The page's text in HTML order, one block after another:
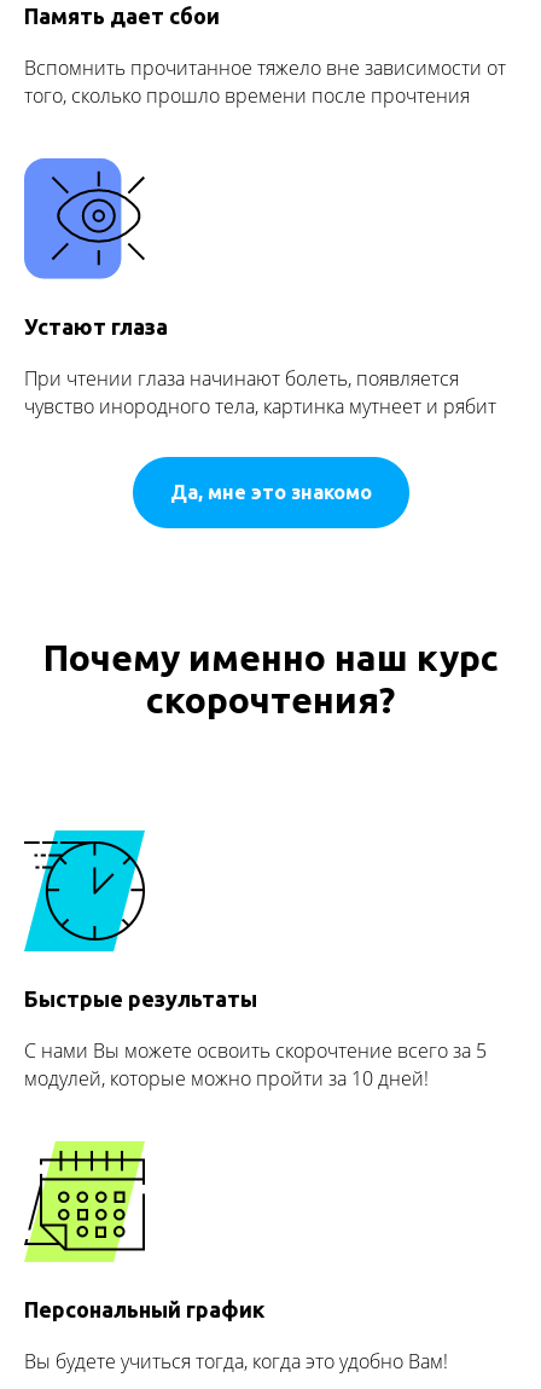
Память дает сбои
Вспомнить прочитанное тяжело вне зависимости от
того, сколько прошло времени после прочтения
Устают глаза
При чтении глаза начинают болеть, появляется
чувство инородного тела, картинка мутнеет и рябит
Да, мне это знакомо
Почему именно наш курс
скорочтения?
Быстрые результаты
С нами Вы можете освоить скорочтение всего за 5
модулей, которые можно пройти за 10 дней!
Персональный график
Вы будете учиться тогда, когда это удобно Вам!